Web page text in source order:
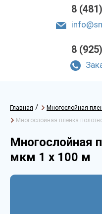
8
8
Главная / Многослойная
Многослойная пленка
Многослойная
мкм 1 х 100 м